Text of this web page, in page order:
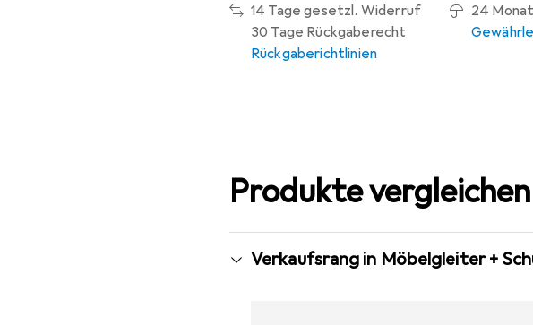
14 Tage gesetzl. Widerruf
30 Tage Rückgaberecht
Rückgaberichtlinien
24
Produkte vergleichen
Verkaufsrang in Möbelgleiter +